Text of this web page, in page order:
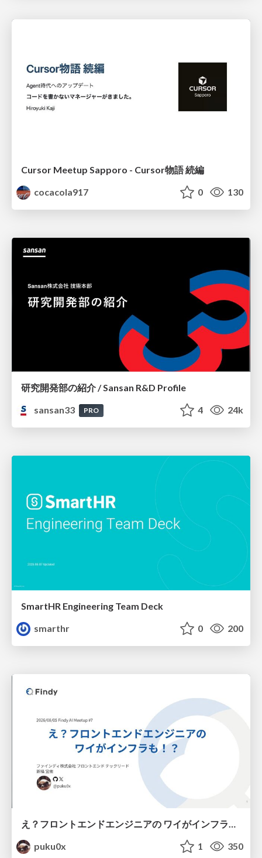
Cursor Meetup Sapporo - Cursor物語 続編
cocacola917
0 130
研究開発部の紹介 / Sansan R&D Profile
sansan33
PRO 4 24k
SmartHR Engineering Team Deck
smarthr
0 200
え？フロントエンドエンジニアの ワイがインフラも！？
puku0x
1 350